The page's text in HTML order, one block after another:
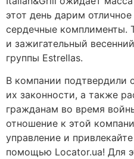
этот день дарим
сердечные комплименты.
и зажигательный
группы Estrellas.
В компании подтвердили
их законности, а также
гражданам во время
отношение к этой
управление и
помощью Locator.ua! Для